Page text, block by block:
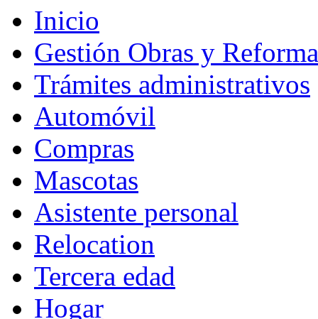
Inicio
Gestión Obras y
Trámites administrativos
Automóvil
Compras
Mascotas
Asistente personal
Relocation
Tercera edad
Hogar